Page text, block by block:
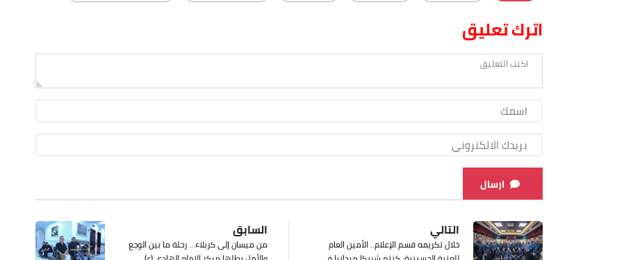
اترك تعليق
ارسال
السابق
من ميسان إلى كربلاء… رحلة ما بين الوجع
التالي
خلال تكريمه قسم الإعلام.. الأمين العام